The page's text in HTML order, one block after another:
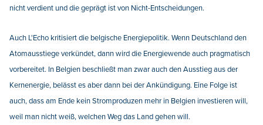
nicht verdient und die geprägt ist von Nicht-Entscheidungen.
Auch L'Echo kritisiert die belgische Energiepolitik. Wenn Deutschland den
Atomausstiege verkündet, dann wird die Energiewende auch pragmatisch
vorbereitet. In Belgien beschließt man zwar auch den Ausstieg aus der
Kernenergie, belässt es aber dann bei der Ankündigung. Eine Folge ist
auch, dass am Ende kein Stromproduzen mehr in Belgien investieren will,
weil man nicht weiß, welchen Weg das Land gehen will.